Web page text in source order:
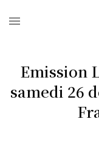
Emission
samedi 26